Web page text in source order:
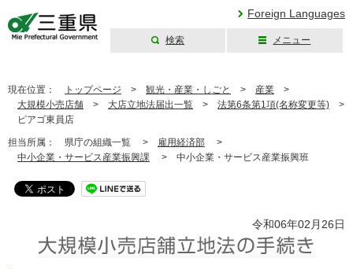
Foreign Languages
検索 メニュー
現在位置： トップページ > 観光・産業・しごと > 産業 >
大規模小売店舗 > 大店立地法届出一覧 > 法第6条第1項(名称変更等) >
ピアゴ東員店
担当所属： 県庁の組織一覧 > 雇用経済部 >
中小企業・サービス産業振興課 > 中小企業・サービス産業振興班
令和06年02月26日